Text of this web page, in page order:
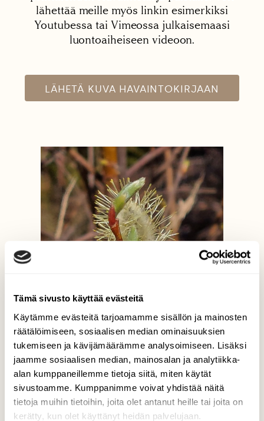
Tämä sivusto käyttää evästeitä
Käytämme evästeitä tarjoamamme sisällön ja mainosten
räätälöimiseen, sosiaalisen median ominaisuuksien
tukemiseen ja kävijämäärämme analysoimiseen. Lisäksi
jaamme sosiaalisen median, mainosalan ja analytiikka-
alan kumppaneillemme tietoja siitä, miten käytät
sivustoamme. Kumppanimme voivat yhdistää näitä
tietoja muihin tietoihin, joita olet antanut heille tai joita on
kerätty, kun olet käyttänyt heidän palvelujaan.
lähettää meille myös linkin esimerkiksi
Youtubessa tai Vimeossa julkaisemaasi
luontoaiheiseen videoon.
LÄHETÄ KUVA HAVAINTOKIRJAAN